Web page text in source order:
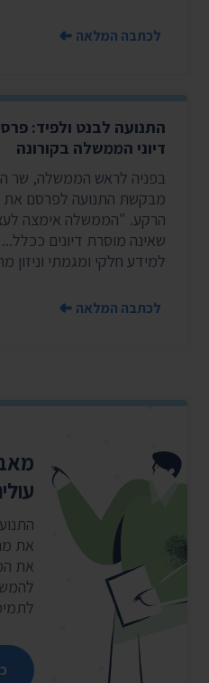
לכתבה המלאה
התנועה לבנט ולפיד:
דיוני הממשלה בקורונה
בפניה לראש הממשלה, שר
מבקשת התנועה לפרסם את
הרקע. "הממשלה אימצה
שאינה מוסרת דיונים
למידע חלקי ומגמתי וניזון
לכתבה המלאה
את
את